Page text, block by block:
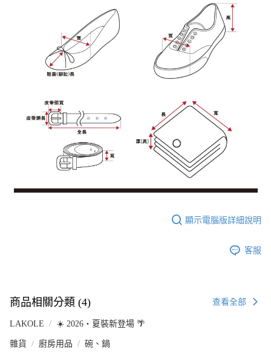
顯示電腦版詳細說明
客服
商品相關分類 (4) 查看全部
LAKOLE ☀️ 2026・夏裝新登場 🌴
雜貨 廚房用品 碗、鍋